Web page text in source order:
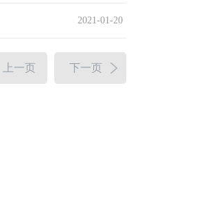
2021-01-20
上一页 下一页